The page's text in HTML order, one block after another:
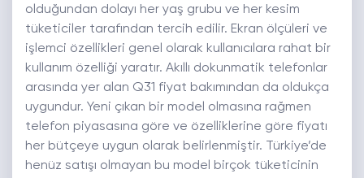
olduğundan dolayı her yaş grubu ve her kesim
tüketiciler tarafından tercih edilir. Ekran ölçüleri ve
işlemci özellikleri genel olarak kullanıcılara rahat bir
kullanım özelliği yaratır. Akıllı dokunmatik telefonlar
arasında yer alan Q31 fiyat bakımından da oldukça
uygundur. Yeni çıkan bir model olmasına rağmen
telefon piyasasına göre ve özelliklerine göre fiyatı
her bütçeye uygun olarak belirlenmiştir. Türkiye’de
henüz satışı olmayan bu model birçok tüketicinin